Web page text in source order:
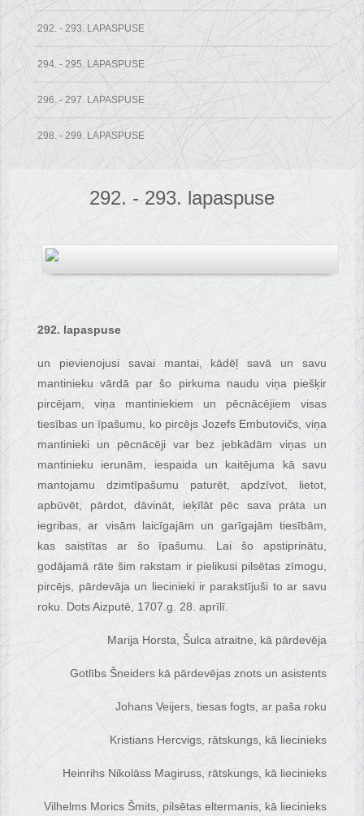
292. - 293. LAPASPUSE
294. - 295. LAPASPUSE
296. - 297. LAPASPUSE
298. - 299. LAPASPUSE
292. - 293. lapaspuse
292. lapaspuse
un pievienojusi savai mantai, kādēļ savā un savu
mantinieku vārdā par šo pirkuma naudu viņa piešķir
pircējam, viņa mantiniekiem un pēcnācējiem visas
tiesības un īpašumu, ko pircējs Jozefs Embutovičs, viņa
mantinieki un pēcnācēji var bez jebkādām viņas un
mantinieku ierunām, iespaida un kaitējuma kā savu
mantojamu dzimtīpašumu paturēt, apdzīvot, lietot,
apbūvēt, pārdot, dāvināt, ieķīlāt pēc sava prāta un
iegribas, ar visām laicīgajām un garīgajām tiesībām,
kas saistītas ar šo īpašumu. Lai šo apstiprinātu,
godājamā rāte šim rakstam ir pielikusi pilsētas zīmogu,
pircējs, pārdevāja un liecinieki ir parakstījuši to ar savu
roku. Dots Aizputē, 1707.g. 28. aprīlī.
Marija Horsta, Šulca atraitne, kā pārdevēja
Gotlībs Šneiders kā pārdevējas znots un asistents
Johans Veijers, tiesas fogts, ar paša roku
Kristians Hercvigs, rātskungs, kā liecinieks
Heinrihs Nikolāss Magiruss, rātskungs, kā liecinieks
Vilhelms Morics Šmits, pilsētas eltermanis, kā liecinieks